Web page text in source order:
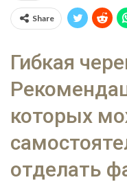
Share
Гибкая
которых
отделать